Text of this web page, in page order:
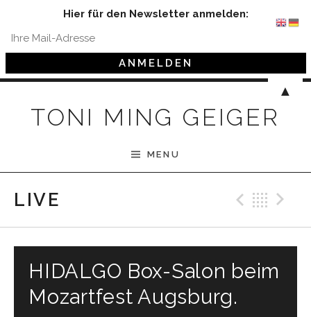
TONI MING GEIGER
MENU
LIVE
HIDALGO Box-Salon beim
Mozartfest Augsburg.
Hier für den Newsletter anmelden:
▲